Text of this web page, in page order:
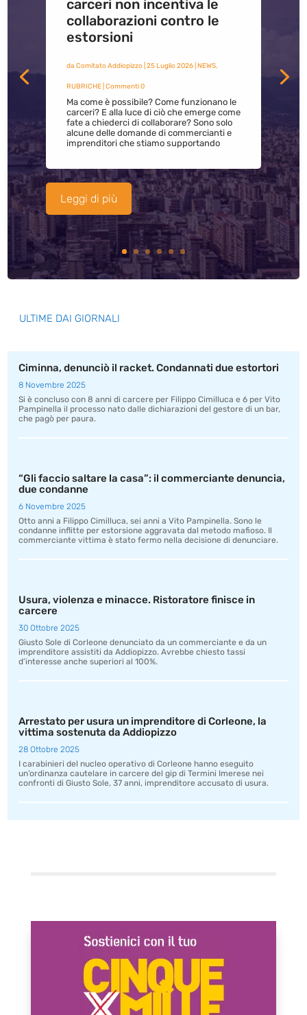
carceri non incentiva le
collaborazioni contro le
estorsioni
da Comitato Addiopizzo| 25 Luglio 2026| NEWS,
RUBRICHE| Commenti 0
Ma come è possibile? Come funzionano le
carceri? E alla luce di ciò che emerge come
fate a chiederci di collaborare? Sono solo
alcune delle domande di commercianti e
imprenditori che stiamo supportando
Leggi di più
ULTIME DAI GIORNALI
Ciminna, denunciò il racket. Condannati due estortori
8 Novembre 2025
Si è concluso con 8 anni di carcere per Filippo Cimilluca e 6 per Vito
Pampinella il processo nato dalle dichiarazioni del gestore di un bar,
che pagò per paura.
“Gli faccio saltare la casa”: il commerciante denuncia,
due condanne
6 Novembre 2025
Otto anni a Filippo Cimilluca, sei anni a Vito Pampinella. Sono le
condanne inflitte per estorsione aggravata dal metodo mafioso. Il
commerciante vittima è stato fermo nella decisione di denunciare.
Usura, violenza e minacce. Ristoratore finisce in
carcere
30 Ottobre 2025
Giusto Sole di Corleone denunciato da un commerciante e da un
imprenditore assistiti da Addiopizzo. Avrebbe chiesto tassi
d’interesse anche superiori al 100%.
Arrestato per usura un imprenditore di Corleone, la
vittima sostenuta da Addiopizzo
28 Ottobre 2025
I carabinieri del nucleo operativo di Corleone hanno eseguito
un’ordinanza cautelare in carcere del gip di Termini Imerese nei
confronti di Giusto Sole, 37 anni, imprenditore accusato di usura.